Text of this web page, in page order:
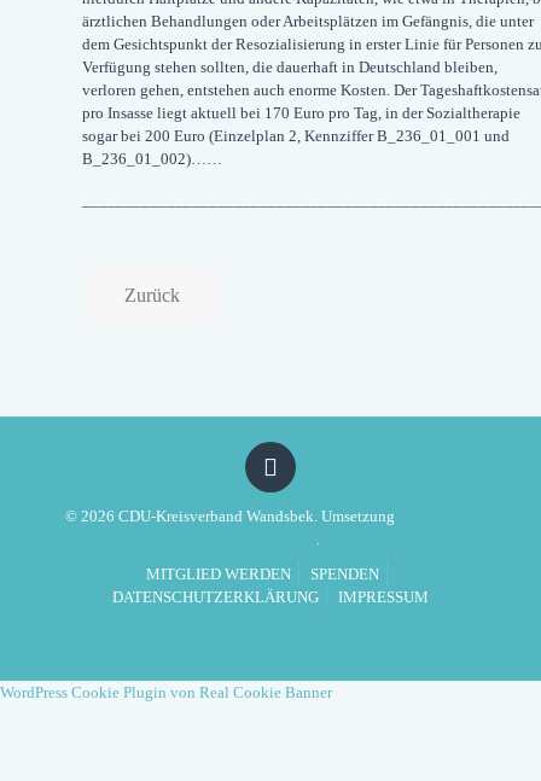
ärztlichen Behandlungen oder Arbeitsplätzen im Gefängnis, die unter
dem Gesichtspunkt der Resozialisierung in erster Linie für Personen
Verfügung stehen sollten, die dauerhaft in Deutschland bleiben,
verloren gehen, entstehen auch enorme Kosten. Der
pro Insasse liegt aktuell bei 170 Euro pro Tag, in der Sozialtherapie
sogar bei 200 Euro (Einzelplan 2, Kennziffer B_236_01_001 und
B_236_01_002)……
Zurück
© 2026 CDU-Kreisverband Wandsbek. Umsetzung
MITGLIED WERDEN
SPENDEN
DATENSCHUTZERKLÄRUNG
IMPRESSUM
WordPress Cookie Plugin von Real Cookie Banner